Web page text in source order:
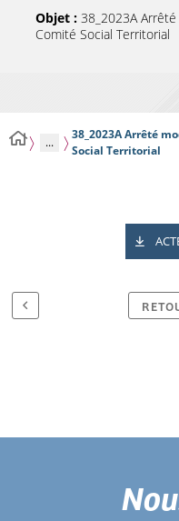
Objet : 38_2023A
Comité Social Territorial
...
38_2023A Arrêté
Social Territorial